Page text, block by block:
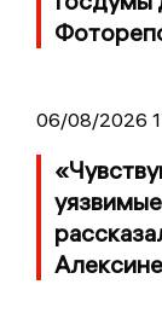
06/08/2026
Алексине